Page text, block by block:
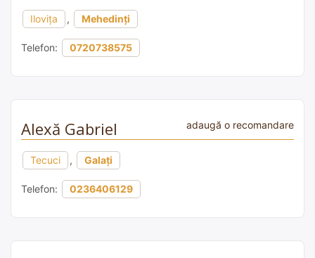
Ilovița , Mehedinți
Telefon: 0720738575
Alexă Gabriel adaugă o recomandare
Tecuci , Galați
Telefon: 0236406129